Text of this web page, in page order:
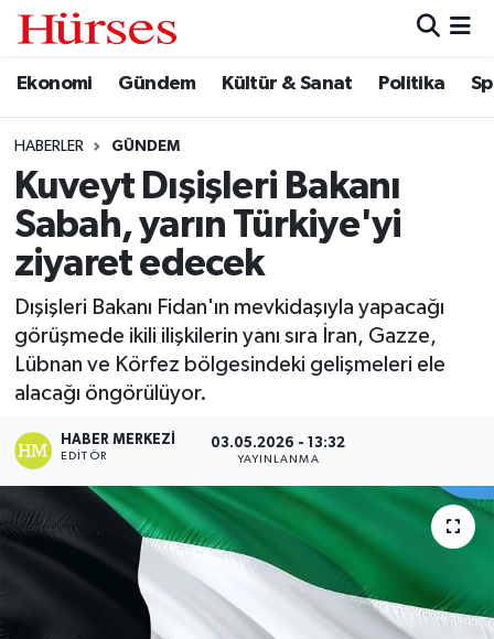
Ekonomi Gündem Kültür & Sanat Politika
HABERLER GÜNDEM
Kuveyt Dışişleri Bakanı
Sabah, yarın Türkiye'yi
ziyaret edecek
Dışişleri Bakanı Fidan'ın mevkidaşıyla yapacağı
görüşmede ikili ilişkilerin yanı sıra İran, Gazze,
Lübnan ve Körfez bölgesindeki gelişmeleri ele
alacağı öngörülüyor.
HABER MERKEZI
EDITÖR
03.05.2026 - 13:32
YAYINLANMA
Ekonomi
Gündem
Kültür & Sanat
Politika
Spor
Turizm
Hava Durumu
Trafik Durumu
Süper Lig Puan Durumu ve Fikstür
Tüm Manşetler
Son Dakika Haberleri
Haber Arşivi